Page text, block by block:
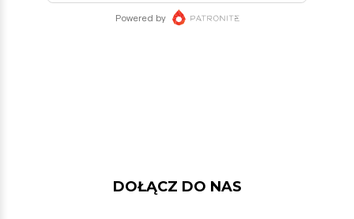
DOŁĄCZ DO NAS